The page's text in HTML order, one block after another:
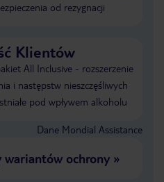
od rezygnacji
Klientów
All Inclusive - rozszerzenie
i następstw nieszczęśliwych
pod wpływem alkoholu
Dane Mondial Assistance
wariantów ochrony»